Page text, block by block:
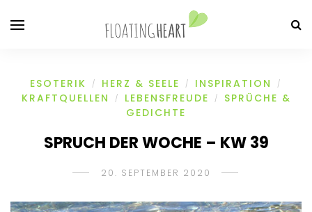
ESOTERIK / HERZ & SEELE / INSPIRATION /
KRAFTQUELLEN / LEBENSFREUDE /
SPRÜCHE &
GEDICHTE
SPRUCH DER WOCHE – KW 39
20. SEPTEMBER 2020